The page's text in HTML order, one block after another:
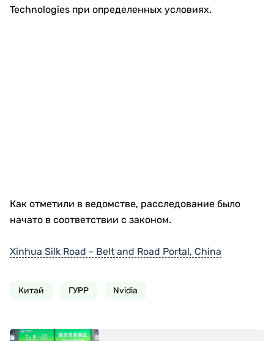
Technologies при определенных условиях.
Как отметили в ведомстве, расследование было
начато в соответствии с законом.
Xinhua Silk Road - Belt and Road Portal, China
Китай ГУРР Nvidia